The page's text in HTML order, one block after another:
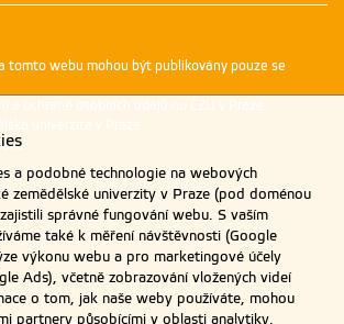
tomto webu mohou být publikovány pouze se
a ochraně osobních údajů na ČZU v Praze.
univerzita v Praze
a podobné technologie na webových
zemědělské univerzity v Praze (pod doménou
správné fungování webu. S vaším
také k měření návštěvnosti (Google
výkonu webu a pro marketingové účely
Ads), včetně zobrazování vložených videí
o tom, jak naše weby používáte, mohou
partnery působícími v oblasti analytiky,